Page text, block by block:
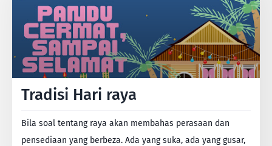
Tradisi Hari raya
Bila soal tentang raya akan membahas perasaan dan
pensediaan yang berbeza. Ada yang suka, ada yang gusar,